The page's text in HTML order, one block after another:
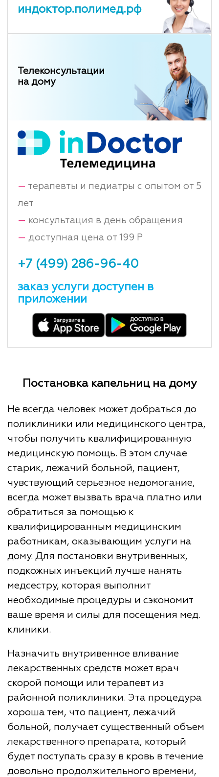
индоктор.полимед.рф
Телеконсультации
на дому
— терапевты и педиатры с опытом от 5
лет
— консультация в день обращения
— доступная цена от 199 Р
+7 (499) 286-96-40
заказ услуги доступен в
приложении
Постановка капельниц на дому
Не всегда человек может добраться до
поликлиники или медицинского центра,
чтобы получить квалифицированную
медицинскую помощь. В этом случае
старик, лежачий больной, пациент,
чувствующий серьезное недомогание,
всегда может вызвать врача платно или
обратиться за помощью к
квалифицированным медицинским
работникам, оказывающим услуги на
дому. Для постановки внутривенных,
подкожных инъекций лучше нанять
медсестру, которая выполнит
необходимые процедуры и сэкономит
ваше время и силы для посещения мед.
клиники.
Назначить внутривенное вливание
лекарственных средств может врач
скорой помощи или терапевт из
районной поликлиники. Эта процедура
хороша тем, что пациент, лежачий
больной, получает существенный объем
лекарственного препарата, который
будет поступать сразу в кровь в течение
довольно продолжительного времени,